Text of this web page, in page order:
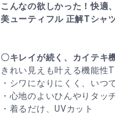
こんなの欲しかった！快適
美ューティフル 正解Tシャ
〇キレイが続く、カイテキ
きれい見えも叶える機能性T
・シワになりにくく、いつ
・心地のよいひんやりタッ
・着るだけ、UVカット